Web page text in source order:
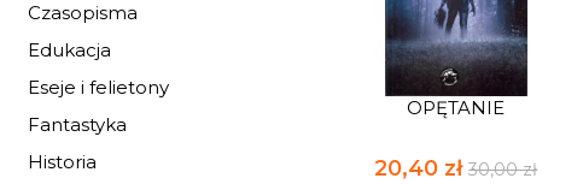
Czasopisma
Edukacja
Eseje i felietony
Fantastyka
Historia
OPĘTANIE
20,40 zł30,00 zł